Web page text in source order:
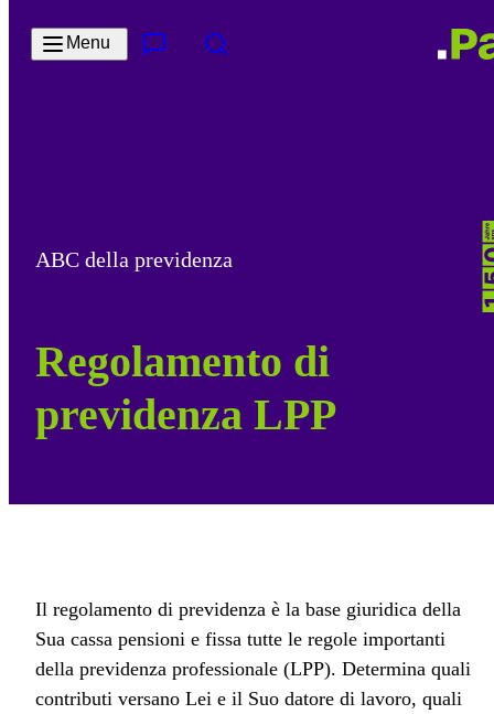
Menu
ABC della previdenza
Regolamento di
previdenza LPP
Il regolamento di previdenza è la base giuridica della
Sua cassa pensioni e fissa tutte le regole importanti
della previdenza professionale (LPP). Determina quali
contributi versano Lei e il Suo datore di lavoro, quali